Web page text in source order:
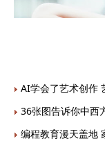
AI学会了艺术创作
36张图告诉你中西
编程教育漫天盖地